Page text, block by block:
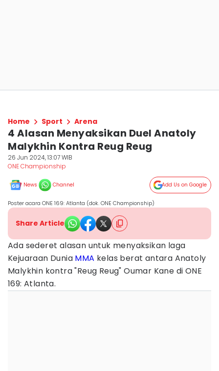
Home Sport Arena
4 Alasan Menyaksikan Duel Anatoly
Malykhin Kontra Reug Reug
26 Jun 2024, 13:07 WIB
ONE Championship
News Channel Add Us on Google
Poster acara ONE 169: Atlanta (dok. ONE Championship)
Share Article
Ada sederet alasan untuk menyaksikan laga
Kejuaraan Dunia MMA kelas berat antara Anatoly
Malykhin kontra "Reug Reug" Oumar Kane di ONE
169: Atlanta.